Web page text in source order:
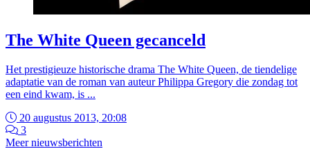
The White Queen gecanceld
Het prestigieuze historische drama The White Queen, de tiendelige
adaptatie van de roman van auteur Philippa Gregory die zondag tot
een eind kwam, is ...
20 augustus 2013, 20:08
3
Meer nieuwsberichten